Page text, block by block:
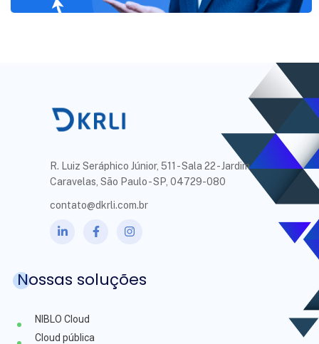
R. Luiz Seráphico Júnior, 511 - Sala 22 - Jardim
Caravelas, São Paulo - SP, 04729-080
contato@dkrli.com.br
Nossas soluções
NIBLO Cloud
Cloud pública